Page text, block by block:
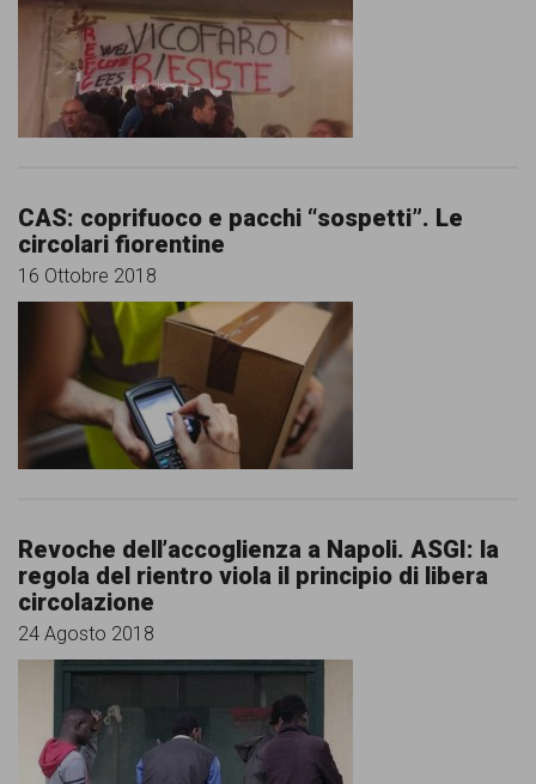
tutti.
CAS: coprifuoco e pacchi “sospetti”. Le
circolari fiorentine
16 Ottobre 2018
Revoche dell’accoglienza a Napoli. ASGI: la
regola del rientro viola il principio di libera
circolazione
24 Agosto 2018